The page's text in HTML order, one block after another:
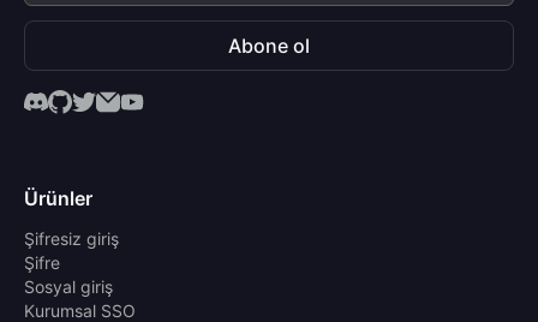
Abone ol
Ürünler
Şifresiz giriş
Şifre
Sosyal giriş
Kurumsal SSO